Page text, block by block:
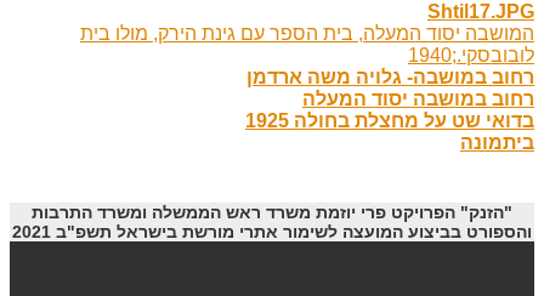
Shtil17.JPG
המושבה יסוד המעלה, בית הספר עם גינת הירק, מולו בית
לובובסקי.;1940
רחוב במושבה- גלויה משה ארדמן
רחוב במושבה יסוד המעלה
בדואי שט על מחצלת בחולה 1925
ביתמונה
"הזנק" הפרויקט פרי יוזמת משרד ראש הממשלה ומשרד התרבות
והספורט בביצוע המועצה לשימור אתרי מורשת בישראל תשפ"ב 2021